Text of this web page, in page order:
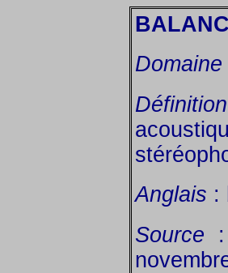
Domaine
Définition
Anglais :
Source :